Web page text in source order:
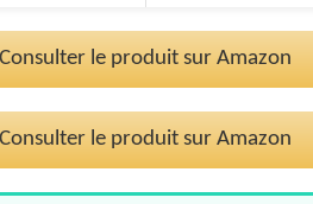
Consulter le produit sur Amazon
Consulter le produit sur Amazon